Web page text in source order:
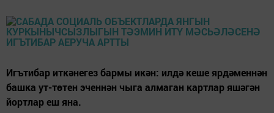
Игътибар иткәнегез бар­­мы икән: илдә кеше ярдәменнән
баш­ка ут-төтен эченнән чы­га алмаган картлар яшәгән
йортлар еш яна.